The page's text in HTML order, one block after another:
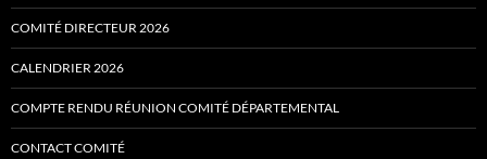
COMITÉ DIRECTEUR 2026
CALENDRIER 2026
COMPTE RENDU RÉUNION COMITÉ DÉPARTEMENTAL
CONTACT COMITÉ